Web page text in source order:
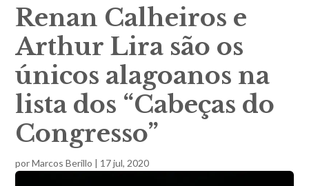
Renan Calheiros e
Arthur Lira são os
únicos alagoanos na
lista dos “Cabeças do
Congresso”
porMarcos Berillo | 17 jul, 2020